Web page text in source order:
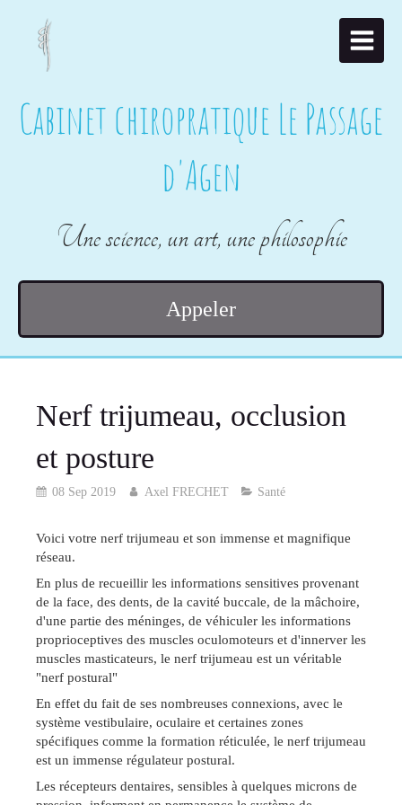
Cabinet chiropratique Le Passage
d'Agen
Une science, un art, une philosophie
Appeler
Nerf trijumeau, occlusion
et posture
08 Sep 2019 Axel FRECHET Santé
Voici votre nerf trijumeau et son immense et magnifique
réseau.
En plus de recueillir les informations sensitives provenant
de la face, des dents, de la cavité buccale, de la mâchoire,
d'une partie des méninges, de véhiculer les informations
proprioceptives des muscles oculomoteurs et d'innerver les
muscles masticateurs, le nerf trijumeau est un véritable
"nerf postural"
En effet du fait de ses nombreuses connexions, avec le
système vestibulaire, oculaire et certaines zones
spécifiques comme la formation réticulée, le nerf trijumeau
est un immense régulateur postural.
Les récepteurs dentaires, sensibles à quelques microns de